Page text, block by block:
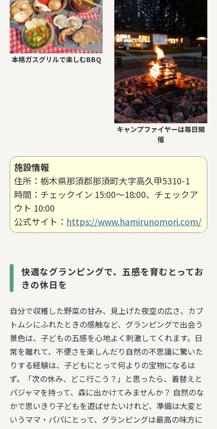
本格ガスグリルで楽しむBBQ
キャンプファイヤーは毎日開
催
施設情報
住所：栃⽊県那須郡那須町⼤字⾼久甲5310-1
時間：チェックイン 15:00〜18:00、チェックア
ウト 10:00
公式サイト： https://www.hamirunomori.com/
快適なグランピングで、五感を育むとってお
きの休日を
自分で収穫した野菜の甘み、見上げた夜空の広さ、カブ
トムシにふれたときの感触など、グランピングで出会う
景色は、子どもの五感を心地よく刺激してくれます。日
常を離れて、不便さを楽しんだり自然の不思議に驚いた
りする経験は、子どもにとって何よりの宝物になるは
ず。「次の休み、どこ行こう？」と思ったら、着替えと
パジャマを持って、森に出かけてみませんか？ 自然のな
かで思いきり子どもを遊ばせたいけれど、準備は大変と
いうママ・パパにとって、グランピングは最高の味方に